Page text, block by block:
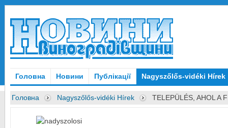
Головна Новини Публікації Nagyszőlős-vidéki Hírek
Головна Nagyszőlős-vidéki Hírek TELEPÜLÉS, AHOL A